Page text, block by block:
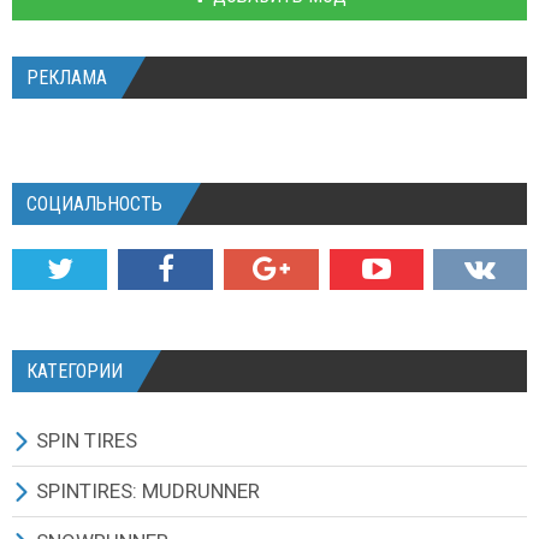
РЕКЛАМА
СОЦИАЛЬНОСТЬ
КАТЕГОРИИ
SPIN TIRES
СКАЧАТЬ ИГРУ
SPINTIRES: MUDRUNNER